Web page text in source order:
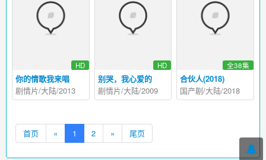
你的情歌我来唱
HD
剧情片/大陆/2013
别哭，我心爱的
HD
剧情片/大陆/2009
合伙人(2018)
全38集
国产剧/大陆/2018
首页 « 1 2 » 尾页